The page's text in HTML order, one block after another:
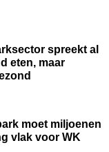
spreekt al
eten, maar
moet miljoenen
vlak voor WK